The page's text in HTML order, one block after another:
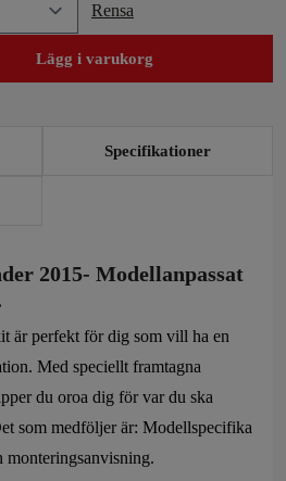
Rensa
Lägg i varukorg
Specifikationer
2015- Modellanpassat
är perfekt för dig som vill ha en
Med speciellt framtagna
du oroa dig för var du ska
som medföljer är: Modellspecifika
monteringsanvisning.